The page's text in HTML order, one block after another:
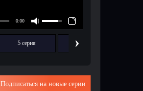
5 серия 6 серия
›
Подписаться на новые серии